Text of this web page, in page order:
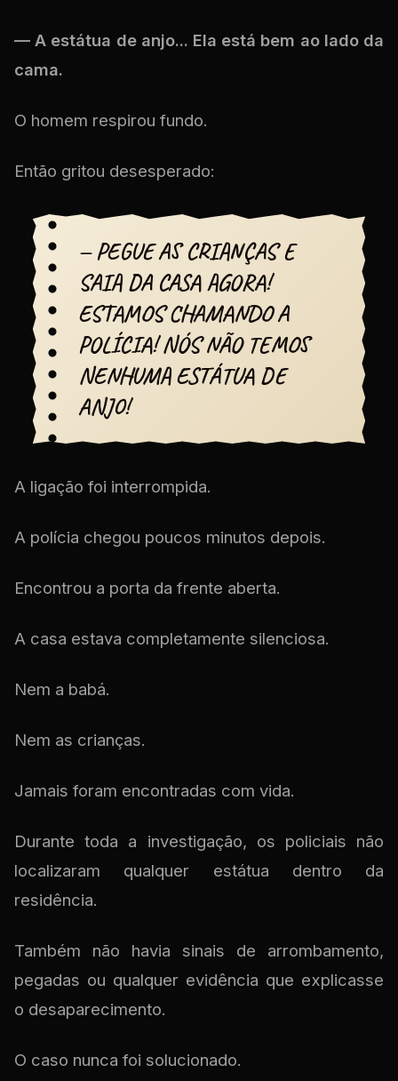
— A estátua de anjo... Ela está bem ao lado da
cama.
O homem respirou fundo.
Então gritou desesperado:
— PEGUE AS CRIANÇAS E
SAIA DA CASA AGORA!
ESTAMOS CHAMANDO A
POLÍCIA! NÓS NÃO TEMOS
NENHUMA ESTÁTUA DE
ANJO!
A ligação foi interrompida.
A polícia chegou poucos minutos depois.
Encontrou a porta da frente aberta.
A casa estava completamente silenciosa.
Nem a babá.
Nem as crianças.
Jamais foram encontradas com vida.
Durante toda a investigação, os policiais não
localizaram qualquer estátua dentro da
residência.
Também não havia sinais de arrombamento,
pegadas ou qualquer evidência que explicasse
o desaparecimento.
O caso nunca foi solucionado.